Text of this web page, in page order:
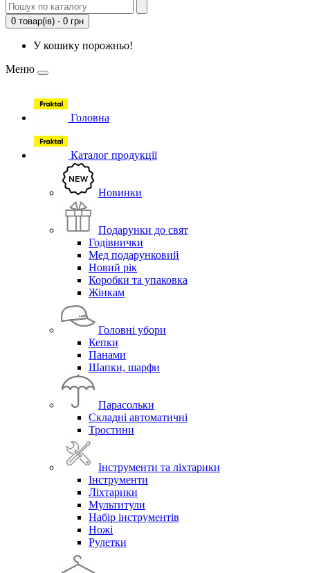
0 товар(ів) - 0 грн
У кошику порожньо!
Меню
Головна
Каталог продукції
Новинки
Подарунки до свят
Годівнички
Мед подарунковий
Новий рік
Коробки та упаковка
Жінкам
Головні убори
Кепки
Панами
Шапки, шарфи
Парасольки
Складні автоматичні
Тростини
Інструменти та ліхтарики
Інструменти
Ліхтарики
Мультитули
Набір інструментів
Ножі
Рулетки